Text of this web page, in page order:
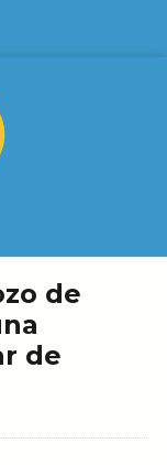
de
de